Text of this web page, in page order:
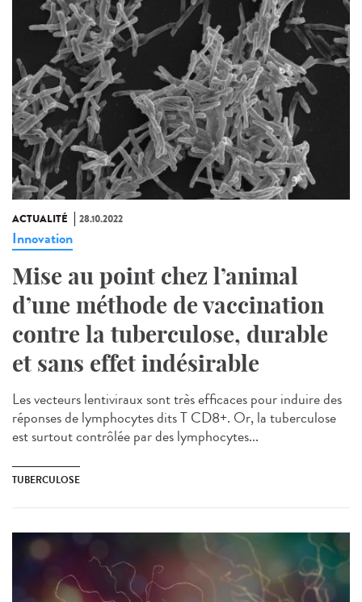
ACTUALITÉ 28.10.2022
Innovation
Mise au point chez l’animal
d’une méthode de vaccination
contre la tuberculose, durable
et sans effet indésirable
Les vecteurs lentiviraux sont très efficaces pour induire des
réponses de lymphocytes dits T CD8+. Or, la tuberculose
est surtout contrôlée par des lymphocytes...
TUBERCULOSE